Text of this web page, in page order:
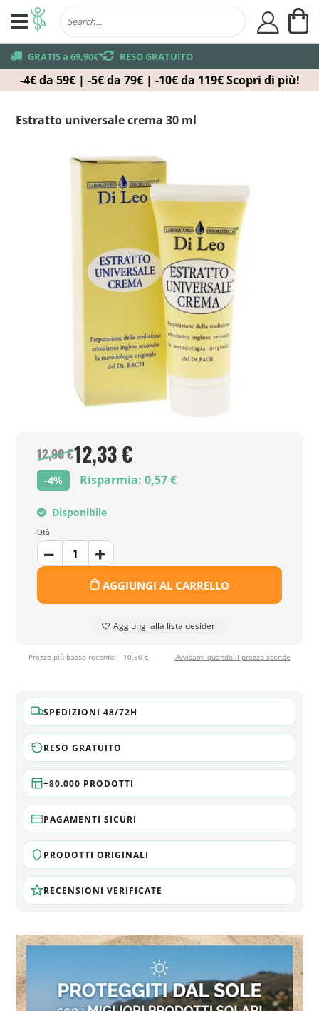
-4€ da 59€ | -5€ da 79€ | -10€ da 119€ Scopri di più!
truck GRATIS a 69,90€*returns RESO GRATUITO
user
Estratto universale crema 30 ml
12,90 €12,33 €
-4% Risparmia: 0,57 €
Disponibile
Qtà
AGGIUNGI AL CARRELLO
Aggiungi alla lista desideri
Prezzo più basso recente: 10,50 € Avvisami quando il prezzo scende
SPEDIZIONI 48/72H
RESO GRATUITO
+80.000 PRODOTTI
PAGAMENTI SICURI
PRODOTTI ORIGINALI
RECENSIONI VERIFICATE